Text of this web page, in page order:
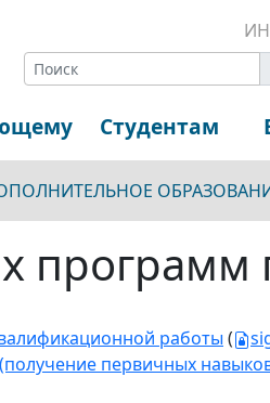
Студентам
программ
работы (
первичных